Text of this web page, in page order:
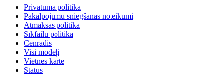
Privātuma politika
Pakalpojumu sniegšanas noteikumi
Atmaksas politika
Sīkfailu politika
Cenrādis
Visi modeļi
Vietnes karte
Status